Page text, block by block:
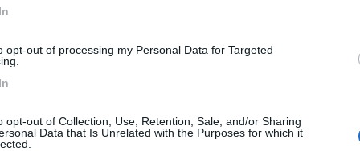
opt-out of processing my Personal Data for Targeted
opt-out of Collection, Use, Retention, Sale, and/or Sharing
Data that Is Unrelated with the Purposes for which it
Cliffs, Brighton, Portsmouth, Wareham, Manor Farm, Lulworth Cove,
Dusseldorf, Francoforte
il20/06/2018
- 29/08/2017 (27 giorni)